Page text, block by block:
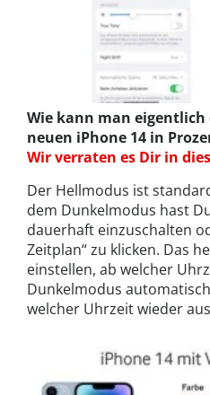
Wie kann man eigentlich
neuen iPhone 14 in
Wir verraten es Dir in
Der Hellmodus ist
dem Dunkelmodus hast
dauerhaft einzuschalten
Zeitplan“ zu klicken. Das
einstellen, ab welcher
Dunkelmodus
welcher Uhrzeit wieder